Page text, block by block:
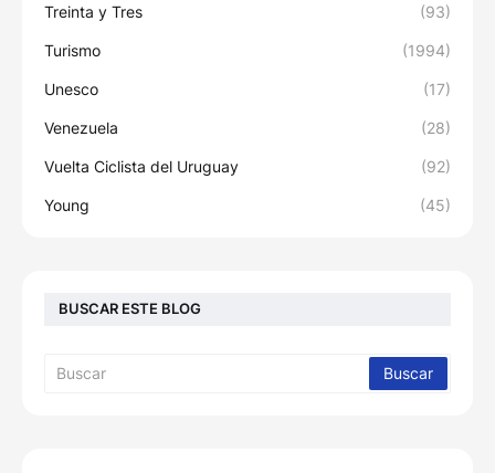
Treinta y Tres (93)
Turismo (1994)
Unesco (17)
Venezuela (28)
Vuelta Ciclista del Uruguay (92)
Young (45)
BUSCAR ESTE BLOG